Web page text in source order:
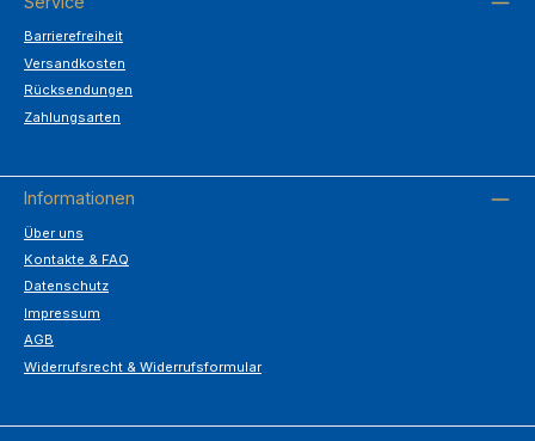
Barrierefreiheit
Versandkosten
Rücksendungen
Zahlungsarten
Informationen
Über uns
Kontakte & FAQ
Datenschutz
Impressum
AGB
Widerrufsrecht & Widerrufsformular